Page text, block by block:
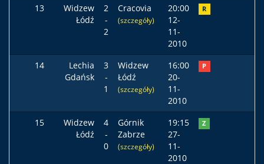
13
Widzew
Łódź
2
-
2
Cracovia
(szczegóły)
20:00
12-
11-
2010
R
14
Lechia
Gdańsk
3
-
1
Widzew
Łódź
(szczegóły)
16:00
20-
11-
2010
P
15
Widzew
Łódź
4
-
0
Górnik
Zabrze
(szczegóły)
19:15
27-
11-
2010
Z